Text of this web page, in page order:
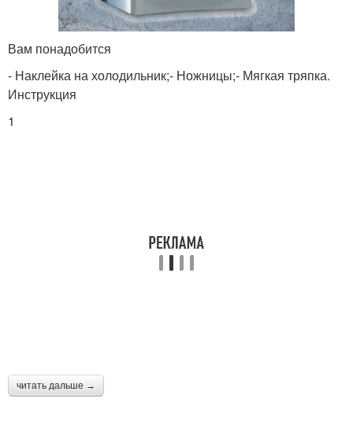
Вам понадобится
- Наклейка на холодильник;- Ножницы;- Мягкая тряпка.
Инструкция
1
читать дальше →